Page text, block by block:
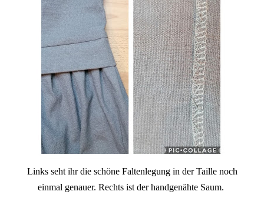
Links seht ihr die schöne Faltenlegung in der Taille noch
einmal genauer. Rechts ist der handgenähte Saum.